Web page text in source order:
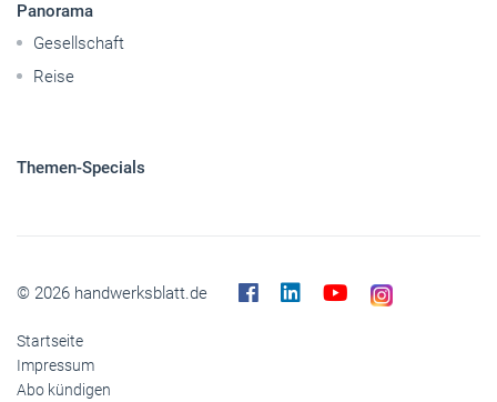
Panorama
Gesellschaft
Reise
Themen-Specials
© 2026 handwerksblatt.de
Startseite
Impressum
Abo kündigen